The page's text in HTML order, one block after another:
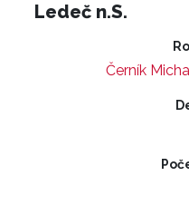
Ledeč n.S.
Černík